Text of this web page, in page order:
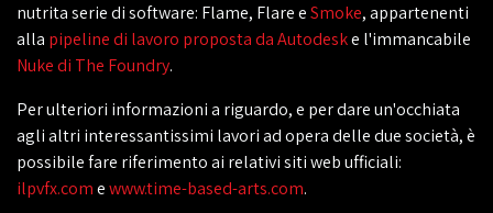
nutrita serie di software: Flame, Flare eSmoke, appartenenti
alla pipeline di lavoro proposta da Autodeske l'immancabile
Nuke di The Foundry.
Per ulteriori informazioni a riguardo, e per dare un'occhiata
agli altri interessantissimi lavori ad opera delle due società, è
possibile fare riferimento ai relativi siti web ufficiali:
ilpvfx.comewww.time-based-arts.com.